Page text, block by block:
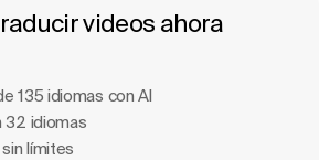
videos ahora
135 idiomas con Al
32 idiomas
límites